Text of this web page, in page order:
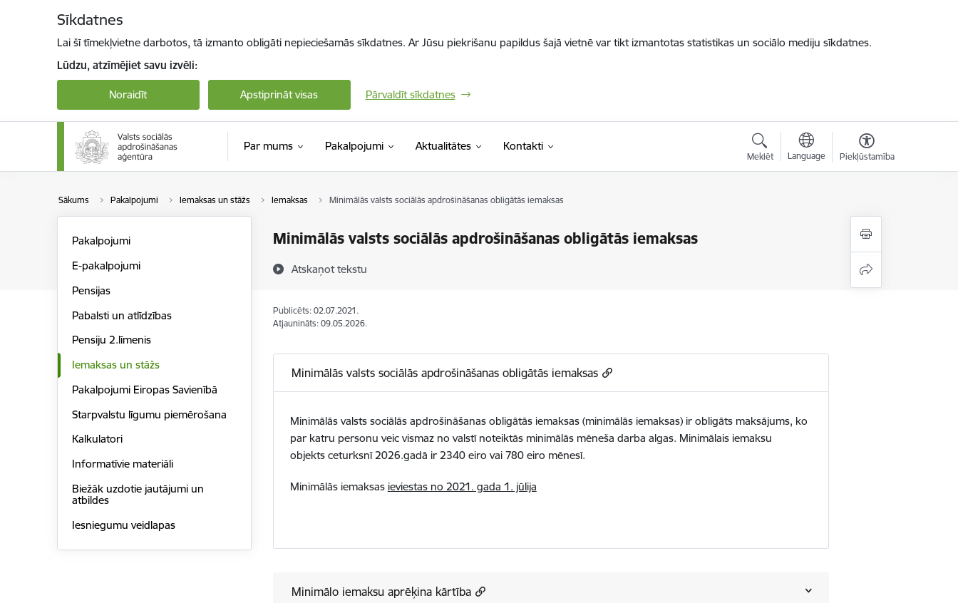
Sīkdatnes
Lai šī tīmekļvietne darbotos, tā izmanto obligāti nepieciešamās sīkdatnes. Ar Jūsu piekrišanu papildus šajā vietnē var tikt izmantotas statistikas un sociālo mediju sīkdatnes.
Lūdzu, atzīmējiet savu izvēli:
Noraidīt Apstiprināt visas Pārvaldīt sīkdatnes
Par mums Pakalpojumi Aktualitātes Kontakti
Meklēt Language Piekļūstamība
Sākums Pakalpojumi Iemaksas un stāžs Iemaksas Minimālās valsts sociālās apdrošināšanas obligātās iemaksas
Minimālās valsts sociālās apdrošināšanas obligātās iemaksas
Atskaņot tekstu
Pakalpojumi
E-pakalpojumi
Pensijas
Pabalsti un atlīdzības
Pensiju 2.līmenis
Iemaksas un stāžs
Pakalpojumi Eiropas Savienībā
Starpvalstu līgumu piemērošana
Kalkulatori
Informatīvie materiāli
Biežāk uzdotie jautājumi un
atbildes
Iesniegumu veidlapas
Publicēts: 02.07.2021.
Atjaunināts: 09.05.2026.
Minimālās valsts sociālās apdrošināšanas obligātās iemaksas
Minimālās valsts sociālās apdrošināšanas obligātās iemaksas (minimālās iemaksas) ir obligāts maksājums, ko
par katru personu veic vismaz no valstī noteiktās minimālās mēneša darba algas. Minimālais iemaksu
objekts ceturksnī 2026.gadā ir 2340 eiro vai 780 eiro mēnesī.
Minimālās iemaksas ieviestas no 2021. gada 1. jūlija
Minimālo iemaksu aprēķina kārtība